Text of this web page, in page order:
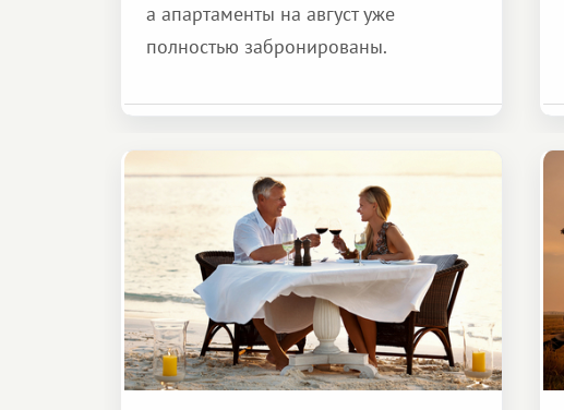
а апартаменты на август уже
полностью забронированы.